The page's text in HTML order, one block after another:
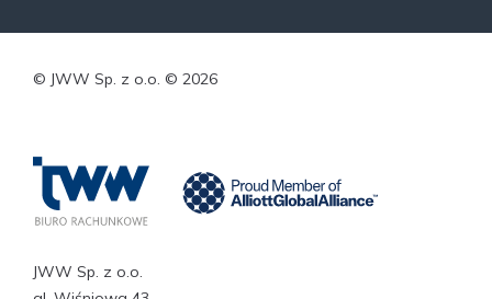
© JWW Sp. z o.o. © 2026
JWW Sp. z o.o.